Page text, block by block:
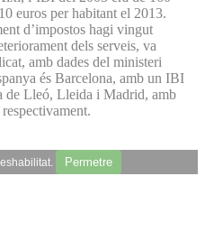
euros per habitant el 2013.
d’impostos hagi vingut
dels serveis, va
amb dades del ministeri
és Barcelona, amb un IBI
de Lleó, Lleida i Madrid, amb
Permetre